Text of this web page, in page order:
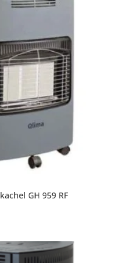
GH 959 RF